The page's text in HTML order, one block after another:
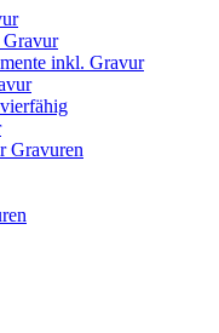
Gravur
inkl. Gravur
Gravuren